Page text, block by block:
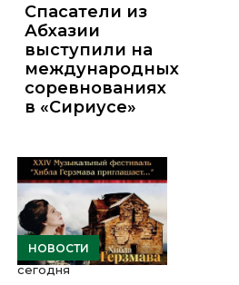
Спасатели из
Абхазии
выступили на
международных
соревнованиях
в «Сириусе»
НОВОСТИ
сегодня